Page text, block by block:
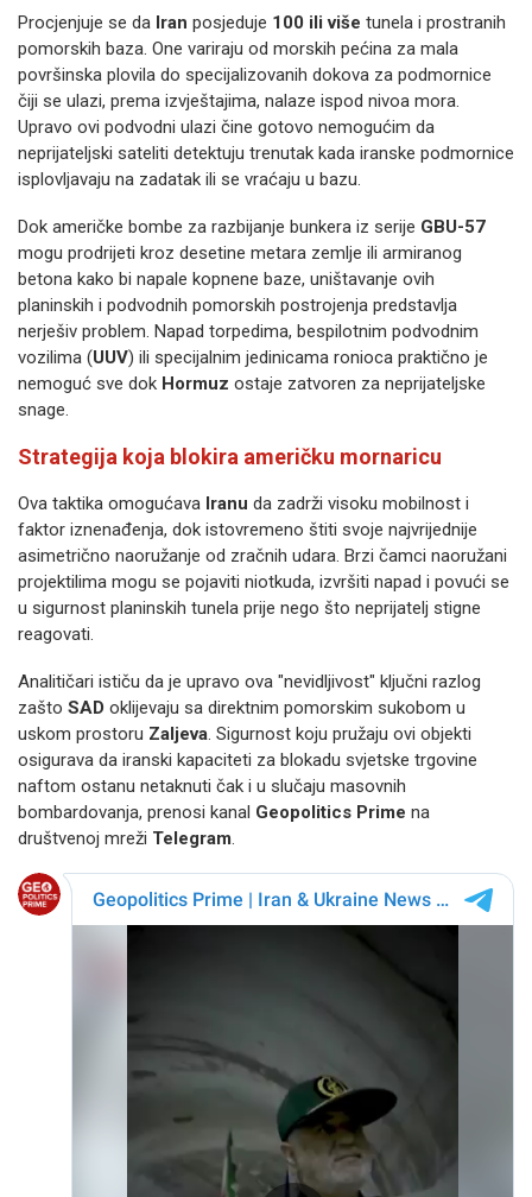
Procjenjuje se da Iran posjeduje 100 ili više tunela i prostranih
pomorskih baza. One variraju od morskih pećina za mala
površinska plovila do specijalizovanih dokova za podmornice
čiji se ulazi, prema izvještajima, nalaze ispod nivoa mora.
Upravo ovi podvodni ulazi čine gotovo nemogućim da
neprijateljski sateliti detektuju trenutak kada iranske podmornice
isplovljavaju na zadatak ili se vraćaju u bazu.
Dok američke bombe za razbijanje bunkera iz serije GBU-57
mogu prodrijeti kroz desetine metara zemlje ili armiranog
betona kako bi napale kopnene baze, uništavanje ovih
planinskih i podvodnih pomorskih postrojenja predstavlja
nerješiv problem. Napad torpedima, bespilotnim podvodnim
vozilima (UUV) ili specijalnim jedinicama ronioca praktično je
nemoguć sve dok Hormuz ostaje zatvoren za neprijateljske
snage.
Strategija koja blokira američku mornaricu
Ova taktika omogućava Iranu da zadrži visoku mobilnost i
faktor iznenađenja, dok istovremeno štiti svoje najvrijednije
asimetrično naoružanje od zračnih udara. Brzi čamci naoružani
projektilima mogu se pojaviti niotkuda, izvršiti napad i povući se
u sigurnost planinskih tunela prije nego što neprijatelj stigne
reagovati.
Analitičari ističu da je upravo ova "nevidljivost" ključni razlog
zašto SAD oklijevaju sa direktnim pomorskim sukobom u
uskom prostoru Zaljeva. Sigurnost koju pružaju ovi objekti
osigurava da iranski kapaciteti za blokadu svjetske trgovine
naftom ostanu netaknuti čak i u slučaju masovnih
bombardovanja, prenosi kanal Geopolitics Prime na
društvenoj mreži Telegram.